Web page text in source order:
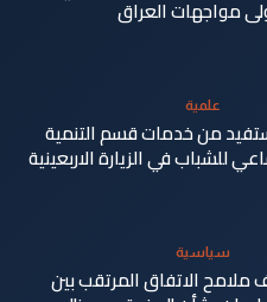
مواجهات العراق
علمية
مستفيد من خدمات قسم التنمية
للشباب في الزيارة الاربعينية
سياسية
الاتفاق المرتقب بين